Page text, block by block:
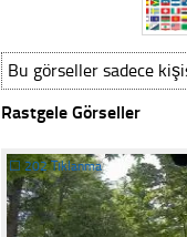
Bu görseller sadece
Rastgele Görseller
☐202 Tıklanma